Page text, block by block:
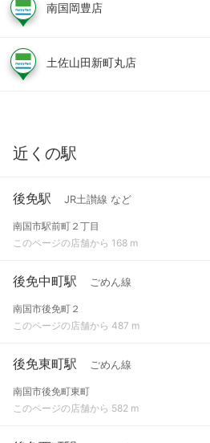
南国岡豊店
土佐山田新町丸店
近くの駅
後免駅 JR土讃線 など
南国市駅前町２丁目
このページの店舗から 168 m
後免中町駅 ごめん線
南国市後免町２
このページの店舗から 487 m
後免東町駅 ごめん線
南国市後免町東町
このページの店舗から 582 m